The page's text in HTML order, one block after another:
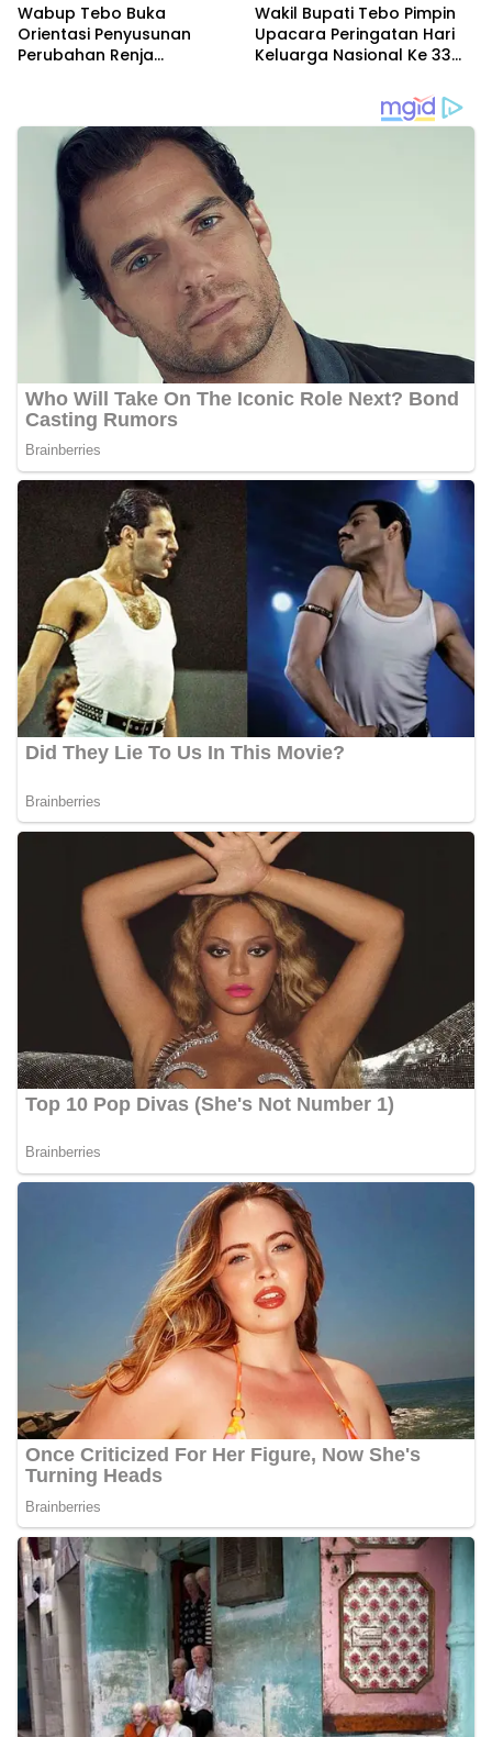
Wabup Tebo Buka
Orientasi Penyusunan
Perubahan Renja
Wakil Bupati Tebo Pimpin
Upacara Peringatan Hari
Keluarga Nasional Ke 33